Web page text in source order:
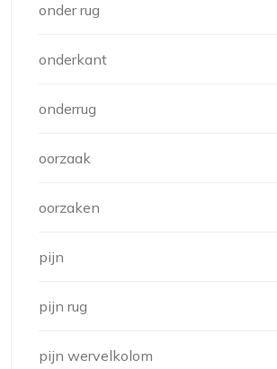
onder rug
onderkant
onderrug
oorzaak
oorzaken
pijn
pijn rug
pijn wervelkolom